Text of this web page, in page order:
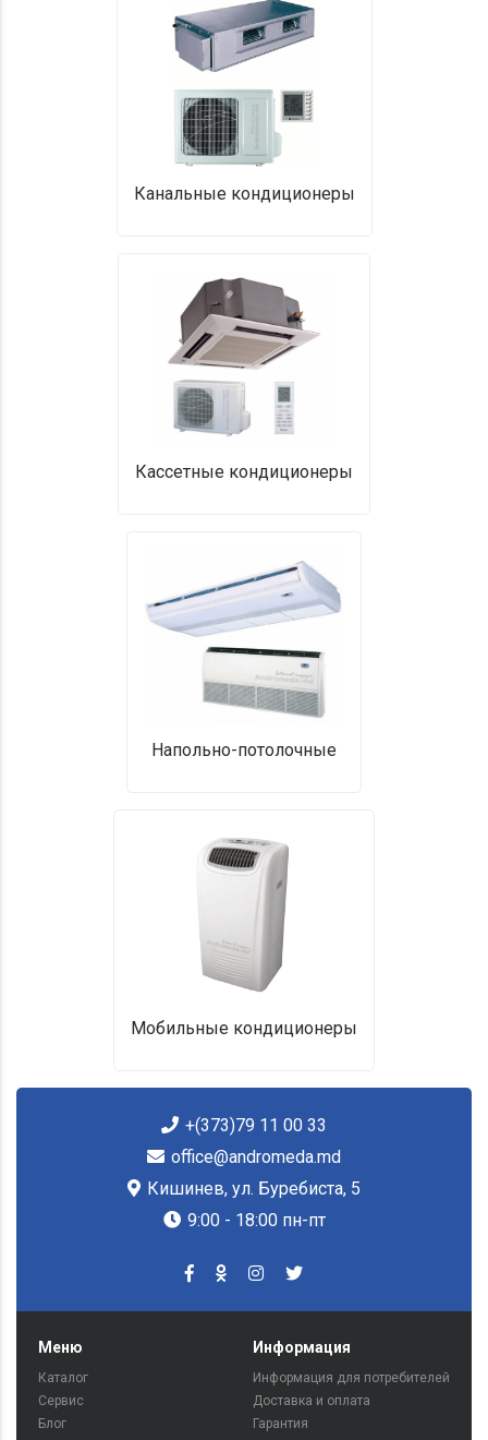
Канальные кондиционеры
Кассетные кондиционеры
Напольно-потолочные
Мобильные кондиционеры
+(373)79 11 00 33
office@andromeda.md
Кишинев, ул. Буребиста, 5
9:00 - 18:00 пн-пт
Меню
Каталог
Сервис
Блог
Информация
Информация для потребителей
Доставка и оплата
Гарантия